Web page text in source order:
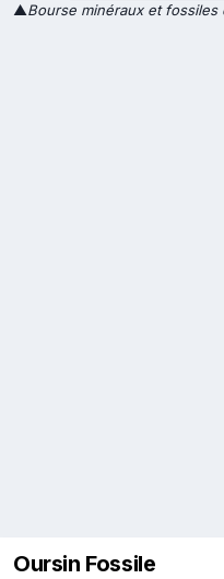
▲Bourse minéraux et fossiles
Oursin Fossile